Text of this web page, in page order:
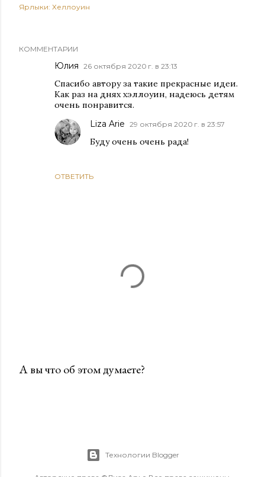
Ярлыки: Хеллоуин
КОММЕНТАРИИ
Юлия 26 октября 2020 г. в 23:13
Спасибо автору за такие прекрасные идеи.
Как раз на днях хэллоуин, надеюсь детям
очень понравится.
ОТВЕТИТЬ
Liza Arie 29 октября 2020 г. в 23:57
Буду очень очень рада!
А вы что об этом думаете?
Технологии Blogger